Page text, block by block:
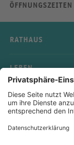
ÖFFNUNGSZEITEN
RATHAUS
LEBEN
SERVICE
KONTAKT